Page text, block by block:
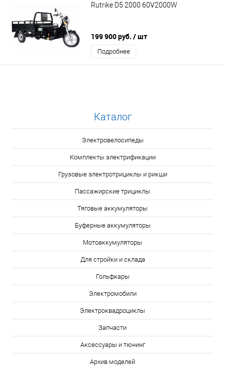
Rutrike D5 2000 60V2000W
199 900 руб. / шт
Подробнее
Каталог
Электровелосипеды
Комплекты электрификации
Грузовые электротрициклы и рикши
Пассажирские трициклы
Тяговые аккумуляторы
Буферные аккумуляторы
Мотоаккумуляторы
Для стройки и склада
Гольфкары
Электромобили
Электроквадроциклы
Запчасти
Аксессуары и тюнинг
Архив моделей